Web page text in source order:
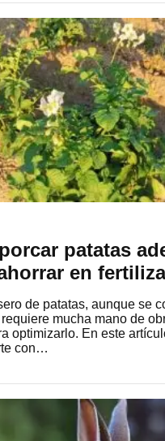
patatas
en
de patatas, aunque se
mucha mano de
optimizarlo. En este
con…